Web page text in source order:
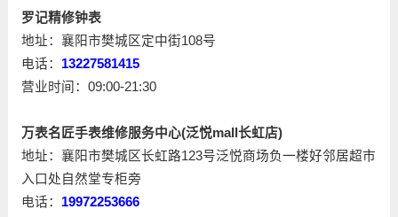
罗记精修钟表
地址：襄阳市樊城区定中街108号
电话： 13227581415
营业时间：09:00-21:30
万表名匠手表维修服务中心(泛悦mall长虹店)
地址：襄阳市樊城区长虹路123号泛悦商场负一楼好邻居超市
入口处自然堂专柜旁
电话： 19972253666